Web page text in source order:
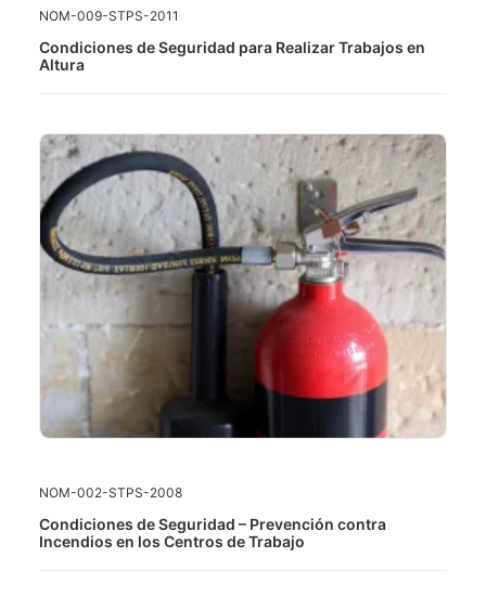
NOM-009-STPS-2011
Condiciones de Seguridad para Realizar Trabajos en
Altura
NOM-002-STPS-2008
Condiciones de Seguridad – Prevención contra
Incendios en los Centros de Trabajo